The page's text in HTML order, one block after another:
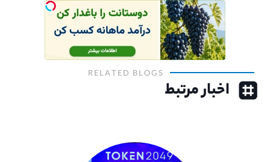
RELATED BLOGS
اخبار مرتبط